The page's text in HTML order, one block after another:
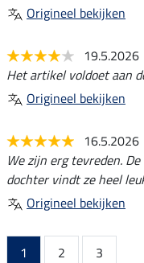
Origineel bekijken
19.5.2026
Het artikel voldoet aan
Origineel bekijken
16.5.2026
We zijn erg tevreden.
dochter vindt ze heel
Origineel bekijken
1 2
3